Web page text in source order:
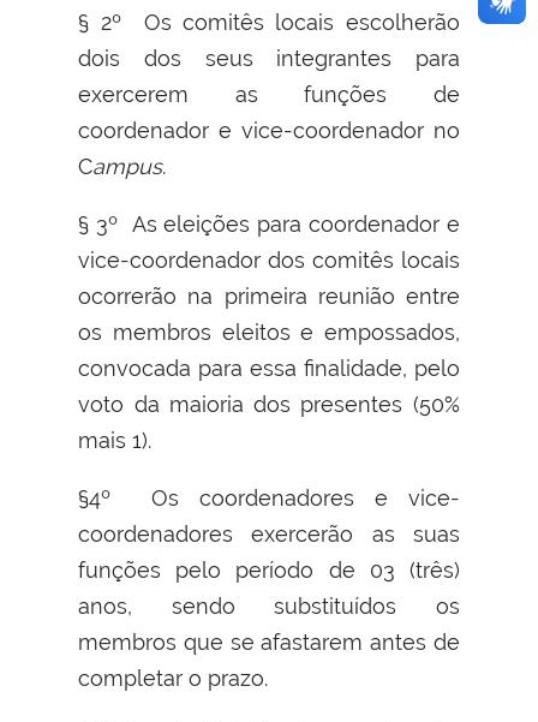
§ 2º Os comitês locais escolherão
dois dos seus integrantes para
exercerem as funções de
coordenador e vice-coordenador no
Campus.
§ 3º As eleições para coordenador e
vice-coordenador dos comitês locais
ocorrerão na primeira reunião entre
os membros eleitos e empossados,
convocada para essa finalidade, pelo
voto da maioria dos presentes (50%
mais 1).
§4º Os coordenadores e vice-
coordenadores exercerão as suas
funções pelo período de 03 (três)
anos, sendo substituídos os
membros que se afastarem antes de
completar o prazo.